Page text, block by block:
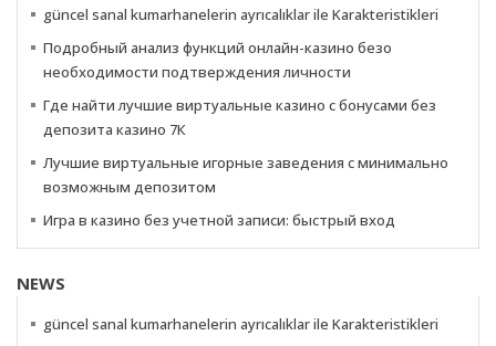
güncel sanal kumarhanelerin ayrıcalıklar ile Karakteristikleri
Подробный анализ функций онлайн-казино безо
необходимости подтверждения личности
Где найти лучшие виртуальные казино с бонусами без
депозита казино 7К
Лучшие виртуальные игорные заведения с минимально
возможным депозитом
Игра в казино без учетной записи: быстрый вход
NEWS
güncel sanal kumarhanelerin ayrıcalıklar ile Karakteristikleri